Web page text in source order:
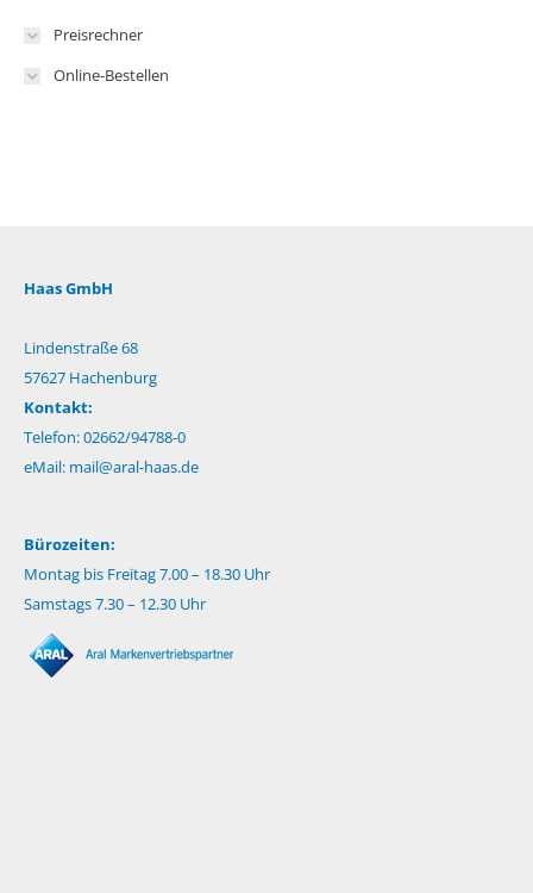
Preisrechner
Online-Bestellen
Haas GmbH
Lindenstraße 68
57627 Hachenburg
Kontakt:
Telefon: 02662/94788-0
eMail: mail@aral-haas.de
Bürozeiten:
Montag bis Freitag 7.00 – 18.30 Uhr
Samstags 7.30 – 12.30 Uhr